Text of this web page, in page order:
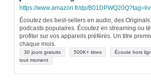
https://www.amazon.fr/dp/
Écoutez des best-sellers en audio, des
podcasts populaires. Écoutez en streaming ou
profiter sur vos appareils préférés. Un titre
chaque mois.
30 jours gratuits 500K+ titres Écoute hors
tout moment